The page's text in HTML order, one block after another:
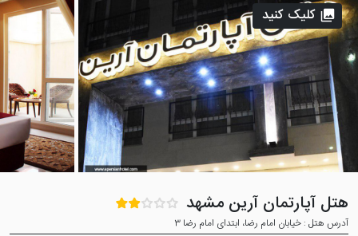
هتل آپارتمان آرین مشهد
آدرس هتل : خیابان امام رضا، ابتدای امام رضا 3
کلیک کنید